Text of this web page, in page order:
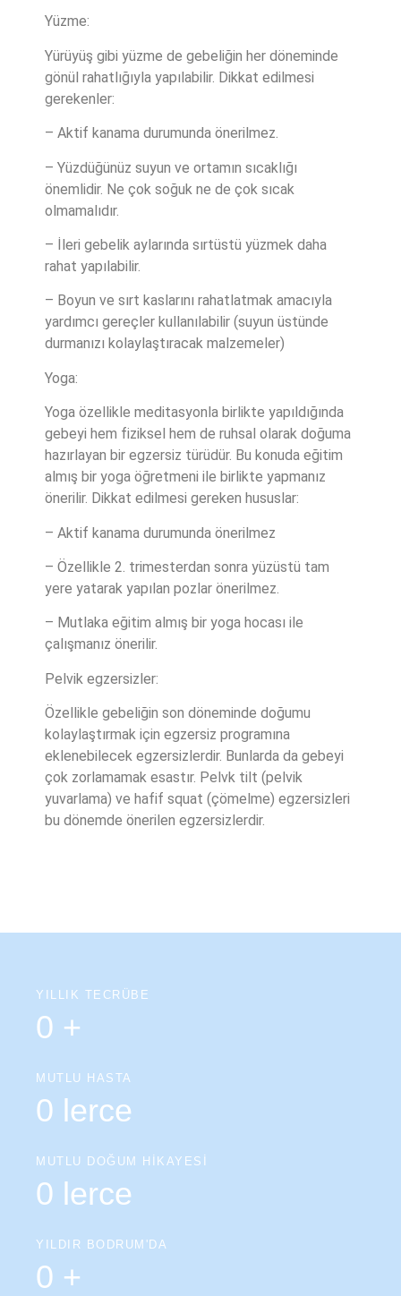
Yüzme:
Yürüyüş gibi yüzme de gebeliğin her döneminde
gönül rahatlığıyla yapılabilir. Dikkat edilmesi
gerekenler:
– Aktif kanama durumunda önerilmez.
– Yüzdüğünüz suyun ve ortamın sıcaklığı
önemlidir. Ne çok soğuk ne de çok sıcak
olmamalıdır.
– İleri gebelik aylarında sırtüstü yüzmek daha
rahat yapılabilir.
– Boyun ve sırt kaslarını rahatlatmak amacıyla
yardımcı gereçler kullanılabilir (suyun üstünde
durmanızı kolaylaştıracak malzemeler)
Yoga:
Yoga özellikle meditasyonla birlikte yapıldığında
gebeyi hem fiziksel hem de ruhsal olarak doğuma
hazırlayan bir egzersiz türüdür. Bu konuda eğitim
almış bir yoga öğretmeni ile birlikte yapmanız
önerilir. Dikkat edilmesi gereken hususlar:
– Aktif kanama durumunda önerilmez
– Özellikle 2. trimesterdan sonra yüzüstü tam
yere yatarak yapılan pozlar önerilmez.
– Mutlaka eğitim almış bir yoga hocası ile
çalışmanız önerilir.
Pelvik egzersizler:
Özellikle gebeliğin son döneminde doğumu
kolaylaştırmak için egzersiz programına
eklenebilecek egzersizlerdir. Bunlarda da gebeyi
çok zorlamamak esastır. Pelvk tilt (pelvik
yuvarlama) ve hafif squat (çömelme) egzersizleri
bu dönemde önerilen egzersizlerdir.
YILLIK TECRÜBE
0 +
MUTLU HASTA
0 lerce
MUTLU DOĞUM HİKAYESİ
0 lerce
YILDIR BODRUM'DA
0 +